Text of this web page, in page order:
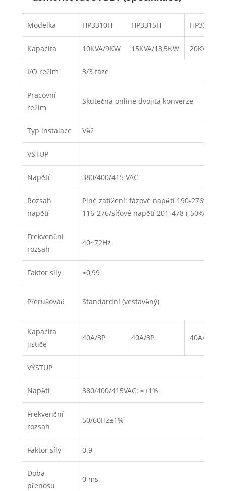
Modelka HP3310H HP3315H HP3320H
Kapacita 10KVA/9KW 15KVA/13,5KW 20KVA/
I/O režim 3/3 fáze
Pracovní
režim
Skutečná online dvojitá konverze
Typ instalace Věž
VSTUP
Napětí 380/400/415 VAC
Rozsah
napětí
Plné zatížení: fázové napětí 190-276v
116-276/síťové napětí 201-478 (-50%,
Frekvenční
rozsah
40~72Hz
Faktor síly ≥0,99
Přerušovač Standardní (vestavěný)
Kapacita
jističe
40A/3P 40A/3P 40A/3P
VÝSTUP
Napětí 380/400/415VAC: ≤±1%
Frekvenční
rozsah
50/60Hz±1%
Faktor síly 0.9
Doba
přenosu
0 ms